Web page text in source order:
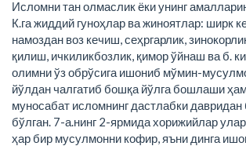
Исломни тан олмаслик ёки унинг
К.га жиддий гуноҳлар ва жиноятлар: ширк
намоздан воз кечиш, сеҳргарлик,
қилиш, ичкиликбозлик, қимор ўйнаш ва б.
олимни ўз обрўсига ишониб мўмин-
йўлдан чалгатиб бошқа йўлга бошлаши ҳам
муносабат исломнинг дастлабки
бўлган. 7-а.нинг 2-ярмида хорижийлар
ҳар бир мусулмонни кофир, яъни динга